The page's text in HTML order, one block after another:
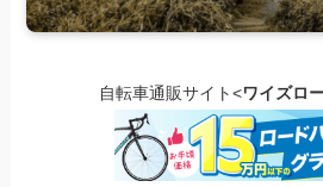
自転車通販サイト<ワイズロ